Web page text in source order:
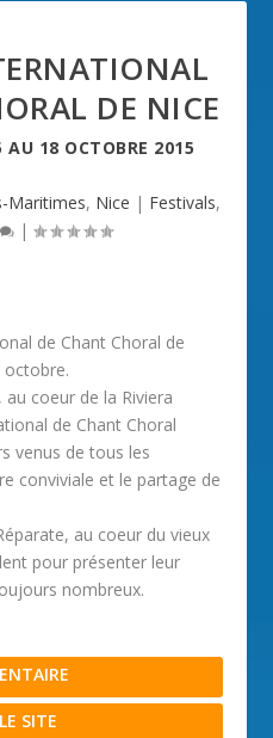
DE NICE
AU 18 OCTOBRE 2015
Maritimes, Nice | Festivals,
|
de Chant Choral de
octobre.
coeur de la Riviera
de Chant Choral
venus de tous les
conviviale et le partage de
au coeur du vieux
pour présenter leur
nombreux.
SITE